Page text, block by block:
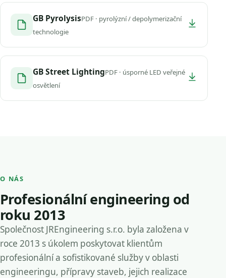
GB PyrolysisPDF · pyrolýzní / depolymerizační
technologie
GB Street LightingPDF · úsporné LED veřejné
osvětlení
O NÁS
Profesionální engineering od
roku 2013
Společnost JREngineering s.r.o. byla založena v
roce 2013 s úkolem poskytovat klientům
profesionální a sofistikované služby v oblasti
engineeringu, přípravy staveb, jejich realizace